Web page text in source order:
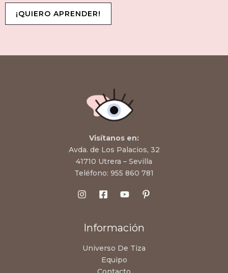
¡QUIERO APRENDER!
Visítanos en:
Avda. de Los Palacios, 32
41710 Utrera – Sevilla
Teléfono: 955 860 781
Información
Universo De Tiza
Equipo